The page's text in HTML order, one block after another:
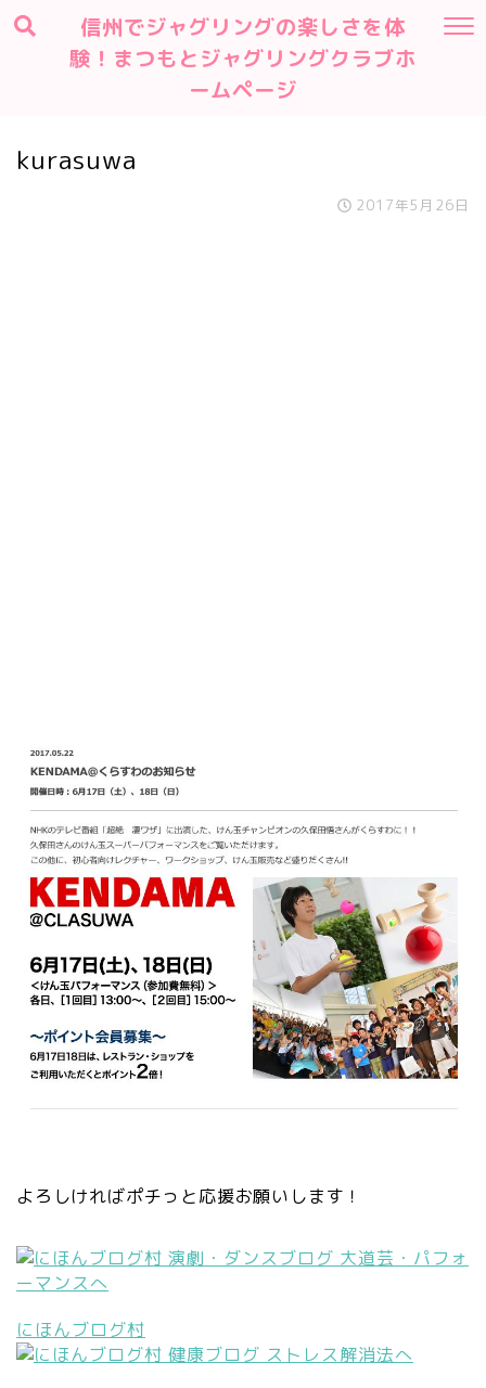
信州でジャグリングの楽しさを体
験！まつもとジャグリングクラブホ
ームページ
kurasuwa
2017年5月26日
よろしければポチっと応援お願いします！
にほんブログ村